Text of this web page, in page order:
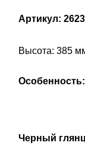
Артикул:
Высота: 385
Черный